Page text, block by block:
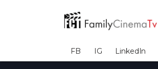
FB IG LinkedIn